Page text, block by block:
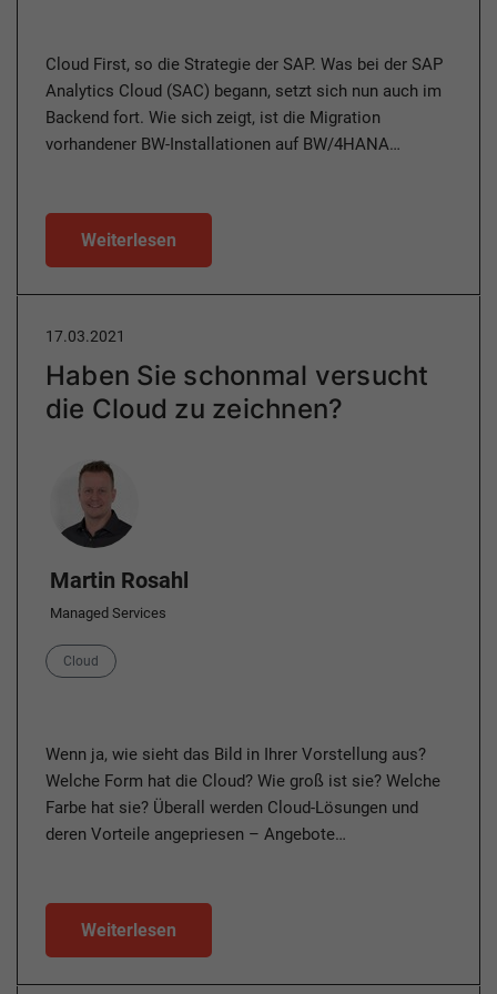
Cloud First, so die Strategie der SAP. Was bei der SAP
Analytics Cloud (SAC) begann, setzt sich nun auch im
Backend fort. Wie sich zeigt, ist die Migration
vorhandener BW-Installationen auf BW/4HANA…
Weiterlesen
17.03.2021
Haben Sie schonmal versucht
die Cloud zu zeichnen?
Author
Martin Rosahl
Managed Services
Category
Cloud
Wenn ja, wie sieht das Bild in Ihrer Vorstellung aus?
Welche Form hat die Cloud? Wie groß ist sie? Welche
Farbe hat sie? Überall werden Cloud-Lösungen und
deren Vorteile angepriesen – Angebote…
Weiterlesen